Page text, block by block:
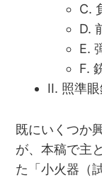
C.
D.
E.
F.
II. 照準
既にいくつか
が、本稿で主
た「小火器（